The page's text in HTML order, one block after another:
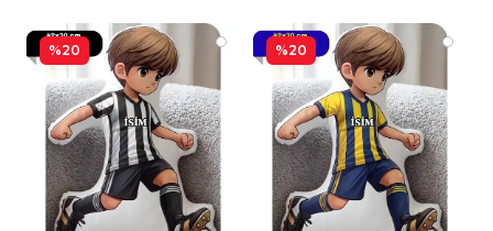
%20 %20